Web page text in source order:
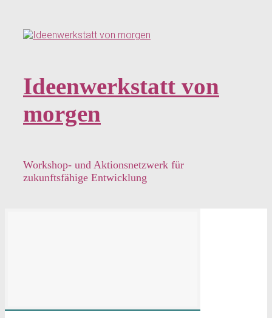
springen
Ideenwerkstatt von
morgen
Workshop- und Aktionsnetzwerk für
zukunftsfähige Entwicklung